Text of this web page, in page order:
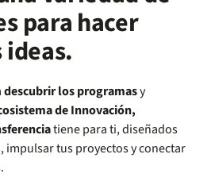
para hacer
descubrir los programasy
de Innovación,
tiene para ti, diseñados
impulsar tus proyectos y conectar